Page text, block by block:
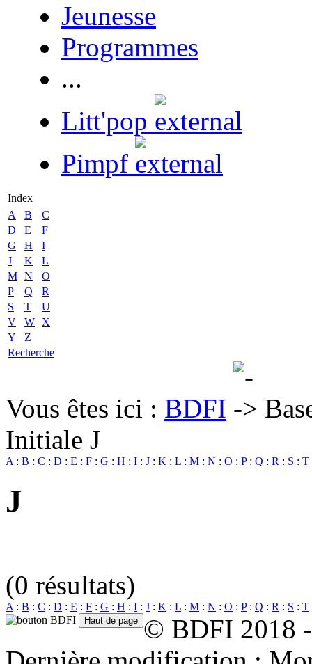
Jeunesse
Programmes
...
Litt'pop
Pimpf
Index
A
B
C
D
E
F
G
H
I
J
K
L
M N
O
P
Q
R
S
T
U
V
W
X
Y
Z
Recherche
Vous êtes ici : BDFI
Initiale J
A : B : C : D : E : F : G : H : I : J : K : L : M : N : O : P: Q : R : S : T
J
(0 résultats)
A : B : C : D : E : F : G : H : I : J : K : L : M : N : O : P: Q : R : S : T
© BDFI 2018